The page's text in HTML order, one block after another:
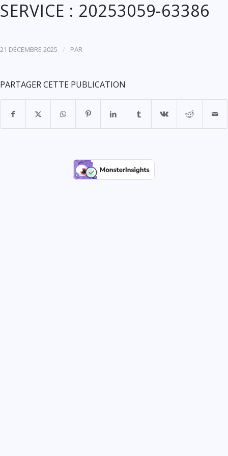
SERVICE : 20253059-63386
21 DÉCEMBRE 2025 / PAR
PARTAGER CETTE PUBLICATION